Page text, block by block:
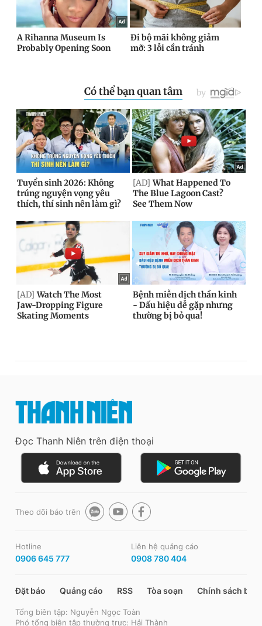
Đọc Thanh Niên trên điện thoại
Theo dõi báo trên
Hotline
0906 645 777
Liên hệ quảng cáo
0908 780 404
Đặt báo Quảng cáo RSS Tòa soạn Chính sách bảo
Tổng biên tập: Nguyễn Ngọc Toàn
Phó tổng biên tập thường trực: Hải Thành